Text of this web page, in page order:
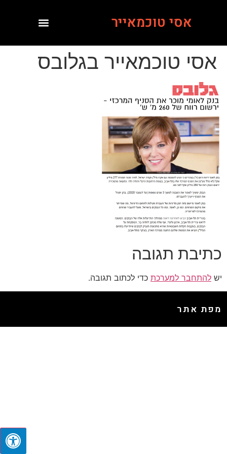
אסי טוכמאייר
אסי טוכמאייר בגלובס
כתיבת תגובה
יש להתחבר למערכת כדי לכתוב תגובה.
מפת אתר